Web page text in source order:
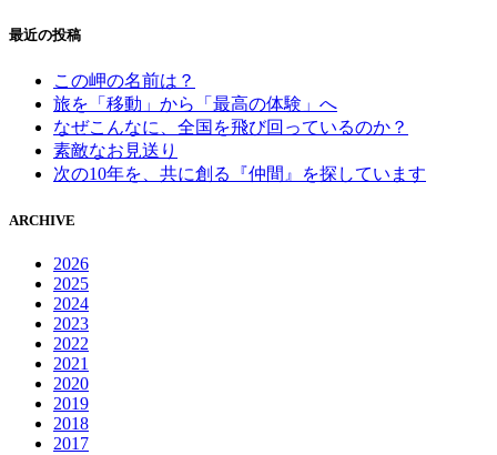
最近の投稿
この岬の名前は？
旅を「移動」から「最高の体験」へ
なぜこんなに、全国を飛び回っているのか？
素敵なお見送り
次の10年を、共に創る『仲間』を探しています
ARCHIVE
2026
2025
2024
2023
2022
2021
2020
2019
2018
2017